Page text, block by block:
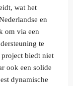
wat het
en
om via een
te
biedt niet
ook een solide
dynamische